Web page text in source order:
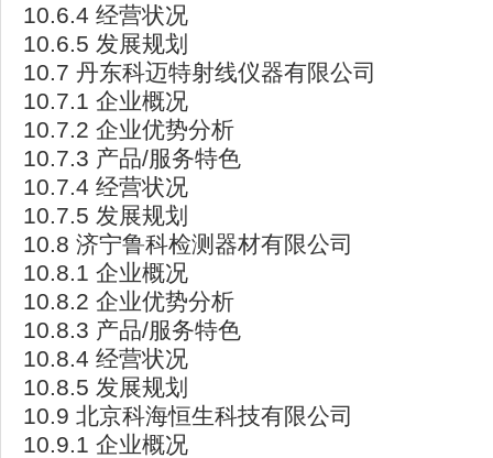
10.6.4 经营状况
10.6.5 发展规划
10.7 丹东科迈特射线仪器有限公司
10.7.1 企业概况
10.7.2 企业优势分析
10.7.3 产品/服务特色
10.7.4 经营状况
10.7.5 发展规划
10.8 济宁鲁科检测器材有限公司
10.8.1 企业概况
10.8.2 企业优势分析
10.8.3 产品/服务特色
10.8.4 经营状况
10.8.5 发展规划
10.9 北京科海恒生科技有限公司
10.9.1 企业概况